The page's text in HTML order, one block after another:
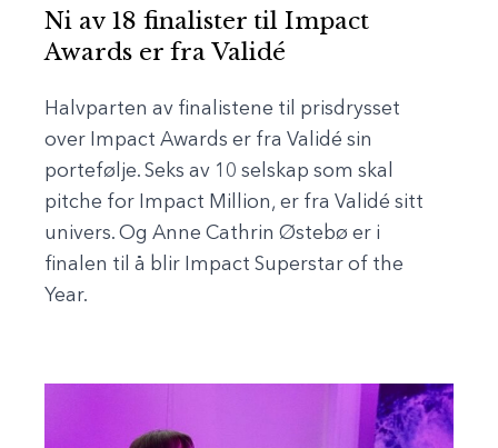
Ni av 18 finalister til Impact
Awards er fra Validé
Halvparten av finalistene til prisdrysset
over Impact Awards er fra Validé sin
portefølje. Seks av 10 selskap som skal
pitche for Impact Million, er fra Validé sitt
univers. Og Anne Cathrin Østebø er i
finalen til å blir Impact Superstar of the
Year.